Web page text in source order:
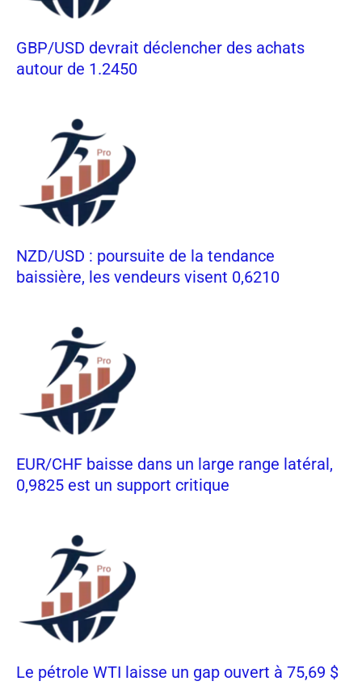
GBP/USD devrait déclencher des achats
autour de 1.2450
NZD/USD : poursuite de la tendance
baissière, les vendeurs visent 0,6210
EUR/CHF baisse dans un large range latéral,
0,9825 est un support critique
Le pétrole WTI laisse un gap ouvert à 75,69 $